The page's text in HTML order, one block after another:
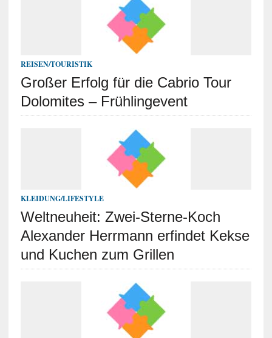
REISEN/TOURISTIK
Großer Erfolg für die Cabrio Tour
Dolomites – Frühlingevent
KLEIDUNG/LIFESTYLE
Weltneuheit: Zwei-Sterne-Koch
Alexander Herrmann erfindet Kekse
und Kuchen zum Grillen